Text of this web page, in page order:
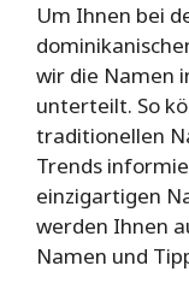
Um Ihnen bei
wir die Namen
unterteilt. So
traditionellen
Trends
einzigartigen
werden Ihnen
Namen und